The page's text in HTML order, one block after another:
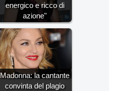
energico e ricco di
azione"
Madonna: la cantante
convinta del plagio